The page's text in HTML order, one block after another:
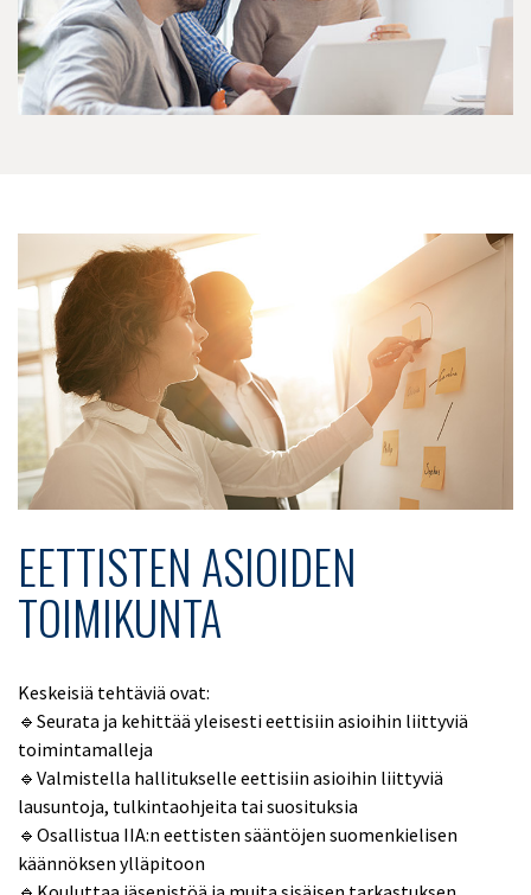
EETTISTEN ASIOIDEN
TOIMIKUNTA
Keskeisiä tehtäviä ovat:
🔹Seurata ja kehittää yleisesti eettisiin asioihin liittyviä
toimintamalleja
🔹Valmistella hallitukselle eettisiin asioihin liittyviä
lausuntoja, tulkintaohjeita tai suosituksia
🔹Osallistua IIA:n eettisten sääntöjen suomenkielisen
käännöksen ylläpitoon